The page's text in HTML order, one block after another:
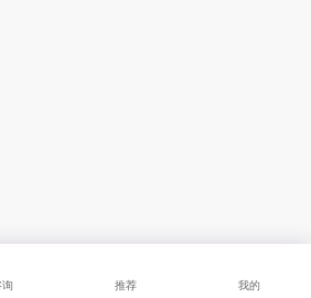
询 推荐 我的